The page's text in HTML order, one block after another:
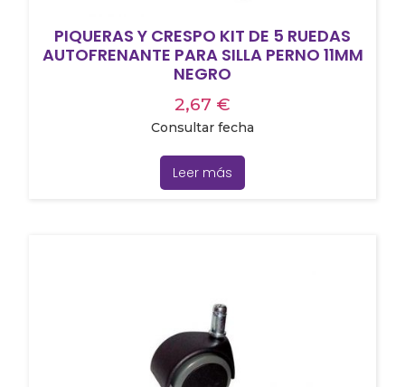
PIQUERAS Y CRESPO KIT DE 5 RUEDAS
AUTOFRENANTE PARA SILLA PERNO 11MM
NEGRO
2,67 €
Consultar fecha
Leer más